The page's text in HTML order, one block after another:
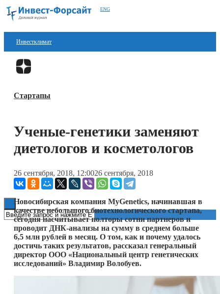
ENG
Инвестклимат
Финансы
Блокчейн
Книги
Стартапы
Ученые-генетики заменяют
диетологов и косметологов
26 сентября, 2018, 12:0026 сентября, 2018
Новосибирская компания MyGenetics, начинавшая в
качестве небольшого биотехнологического стартапа,
сегодня насчитывает полторы сотни партнеров и
проводит ДНК-анализы на сумму в среднем больше
6,5 млн рублей в месяц. О том, как и почему удалось
достичь таких результатов, рассказал генеральный
директор ООО «Национальный центр генетических
исследований» Владимир Волобуев.